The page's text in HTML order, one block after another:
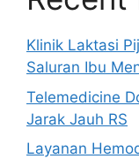
Klinik Laktasi
Saluran Ibu
Telemedicine
Jarak Jauh RS
Layanan